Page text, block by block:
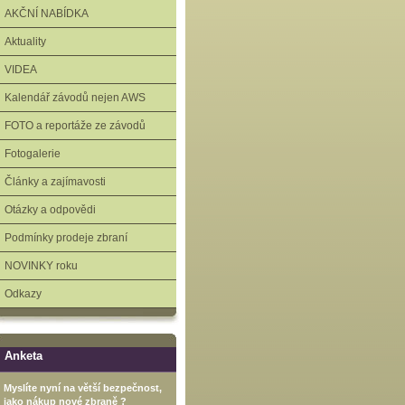
AKČNÍ NABÍDKA
Aktuality
VIDEA
Kalendář závodů nejen AWS
FOTO a reportáže ze závodů
Fotogalerie
Články a zajímavosti
Otázky a odpovědi
Podmínky prodeje zbraní
NOVINKY roku
Odkazy
Anketa
Myslíte nyní na větší bezpečnost,
jako nákup nové zbraně ?